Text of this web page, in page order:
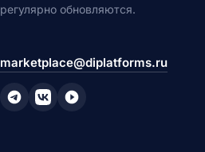
регулярно обновляются.
marketplace@diplatforms.ru